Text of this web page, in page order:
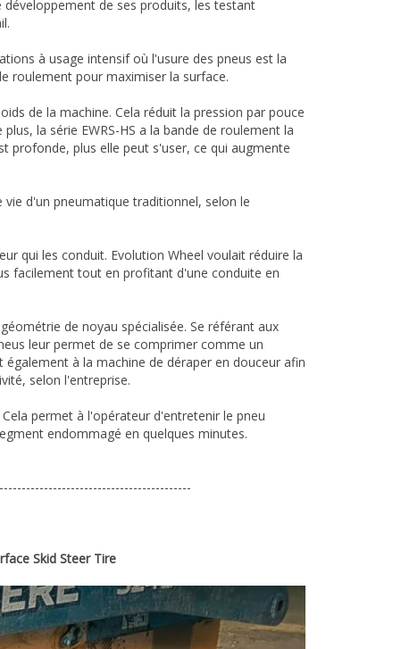
de ses produits, les testant
à usage intensif où l'usure des pneus est la
roulement pour maximiser la surface.
de la machine. Cela réduit la pression par pouce
la série EWRS-HS a la bande de roulement la
profonde, plus elle peut s'user, ce qui augmente
d'un pneumatique traditionnel, selon le
qui les conduit. Evolution Wheel voulait réduire la
facilement tout en profitant d'une conduite en
de noyau spécialisée. Se référant aux
leur permet de se comprimer comme un
à la machine de déraper en douceur afin
selon l'entreprise.
permet à l'opérateur d'entretenir le pneu
endommagé en quelques minutes.
Skid Steer Tire